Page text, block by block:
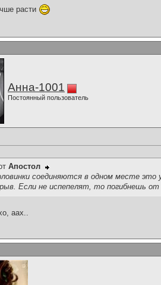
расти
Анна-1001
Постоянный пользователь
Апостол
соединяются в одном месте это
Если не испепелят, то погибнешь от
аах..